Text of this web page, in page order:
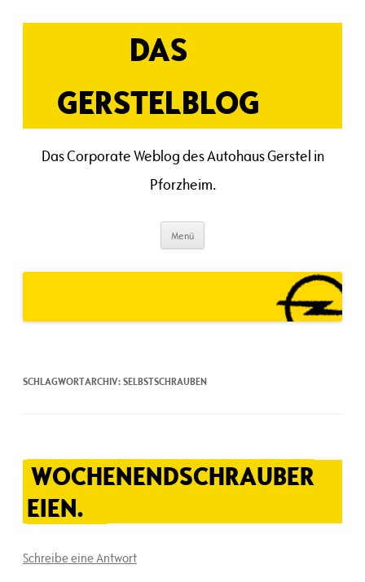
Inhalt
DAS
GERSTELBLOG
Das Corporate Weblog des Autohaus Gerstel in
Pforzheim.
Menü
SCHLAGWORTARCHIV:SELBSTSCHRAUBEN
WOCHENENDSCHRAUBER
EIEN.
Schreibe eine Antwort